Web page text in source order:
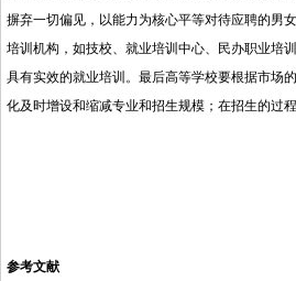
摒弃一切偏见，以能力为核心平等对待应聘的男
培训机构，如技校、就业培训中心、民办职业培
具有实效的就业培训。最后高等学校要根据市场
化及时增设和缩减专业和招生规模；在招生的过
参考文献